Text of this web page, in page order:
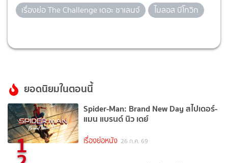
เรื่องย่อ The Challenge เดอะ ชาเลนจ์
ไมลอส บีโกวิก
ยอดนิยมในตอนนี้
1
Spider-Man: Brand New Day สไปเดอร์-
แมน แบรนด์ นิว เดย์
เรื่องย่อหนัง 26 ก.ค. 69